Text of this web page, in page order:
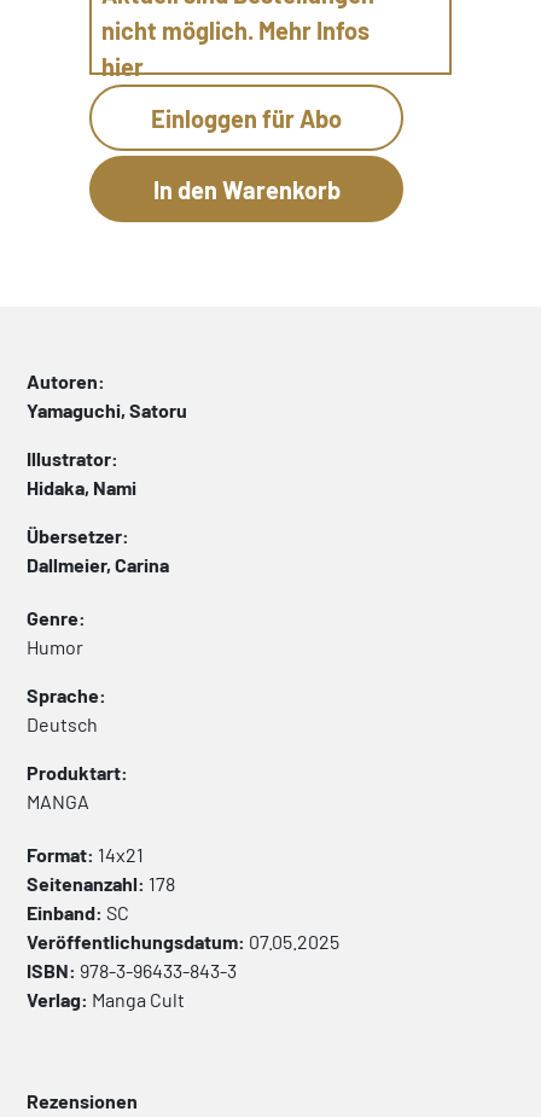
nicht möglich. Mehr Infos
hier
Einloggen für Abo
Autoren:
Yamaguchi, Satoru
Illustrator:
Hidaka, Nami
Übersetzer:
Dallmeier, Carina
Genre:
Humor
Sprache:
Deutsch
Produktart:
MANGA
Format: 14x21
Seitenanzahl: 178
Einband: SC
Veröffentlichungsdatum: 07.05.2025
ISBN: 978-3-96433-843-3
Verlag: Manga Cult
Rezensionen